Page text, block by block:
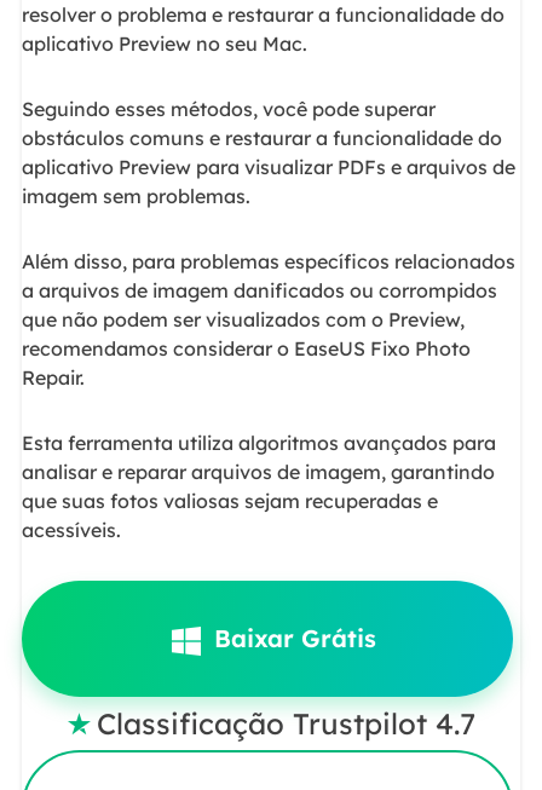
resolver o problema e restaurar a funcionalidade do
aplicativo Preview no seu Mac.
Seguindo esses métodos, você pode superar
obstáculos comuns e restaurar a funcionalidade do
aplicativo Preview para visualizar PDFs e arquivos de
imagem sem problemas.
Além disso, para problemas específicos relacionados
a arquivos de imagem danificados ou corrompidos
que não podem ser visualizados com o Preview,
recomendamos considerar o EaseUS Fixo Photo
Repair.
Esta ferramenta utiliza algoritmos avançados para
analisar e reparar arquivos de imagem, garantindo
que suas fotos valiosas sejam recuperadas e
acessíveis.
Baixar Grátis
 Classificação Trustpilot 4.7